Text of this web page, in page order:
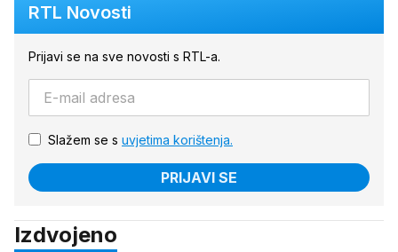
RTL Novosti
Prijavi se na sve novosti s RTL-a.
Slažem se s uvjetima korištenja.
PRIJAVI SE
Izdvojeno